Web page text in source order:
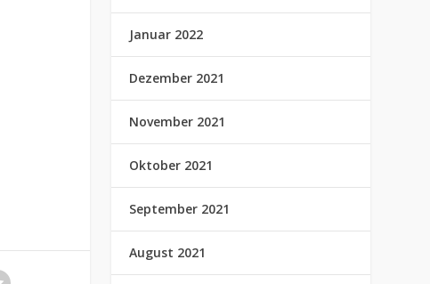
Januar 2022
Dezember 2021
November 2021
Oktober 2021
September 2021
August 2021